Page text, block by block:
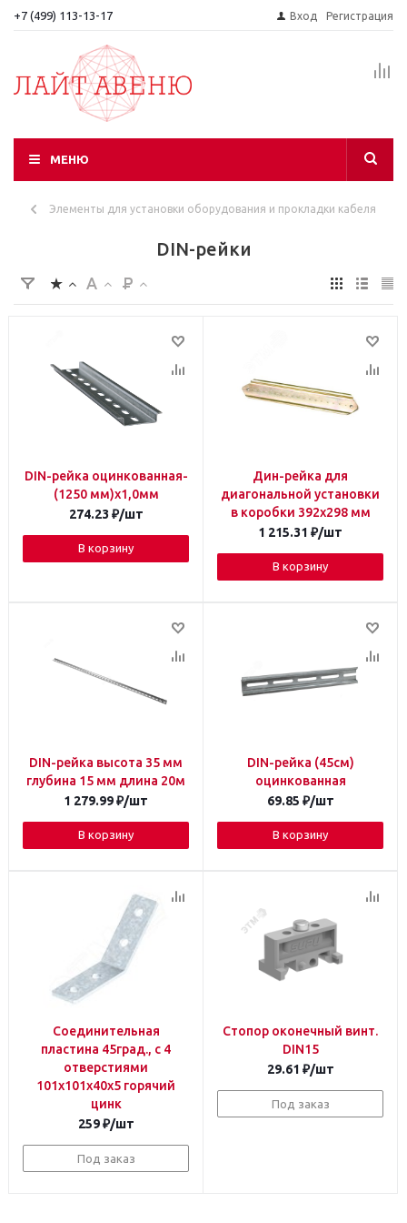
+7 (499) 113-13-17 Вход Регистрация
МЕНЮ
Элементы для установки оборудования и прокладки кабеля
DIN-рейки
DIN-рейка оцинкованная-
(1250 мм)х1,0мм
274.23 ₽/шт
В корзину
Дин-рейка для
диагональной установки
в коробки 392х298 мм
1 215.31 ₽/шт
В корзину
DIN-рейка высота 35 мм
глубина 15 мм длина 20м
1 279.99₽/шт
В корзину
DIN-рейка (45см)
оцинкованная
69.85 ₽/шт
В корзину
Соединительная
пластина 45град., с 4
отверстиями
101x101x40x5 горячий
цинк
259₽/шт
Под заказ
Стопор оконечный винт.
DIN15
29.61 ₽/шт
Под заказ